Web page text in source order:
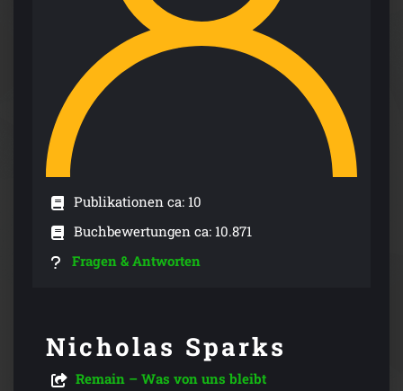
Publikationen ca: 10
Buchbewertungen ca: 10.871
Fragen & Antworten
Nicholas Sparks
Remain – Was von uns bleibt